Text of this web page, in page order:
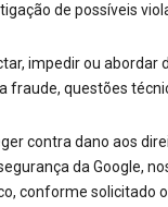
de possíveis
impedir ou abordar
fraude, questões
contra dano aos
da Google,
conforme solicitado